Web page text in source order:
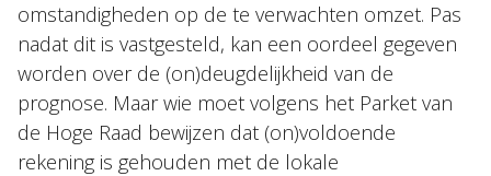
omstandigheden op de te verwachten omzet. Pas
nadat dit is vastgesteld, kan een oordeel gegeven
worden over de (on)deugdelijkheid van de
prognose. Maar wie moet volgens het Parket van
de Hoge Raad bewijzen dat (on)voldoende
rekening is gehouden met de lokale